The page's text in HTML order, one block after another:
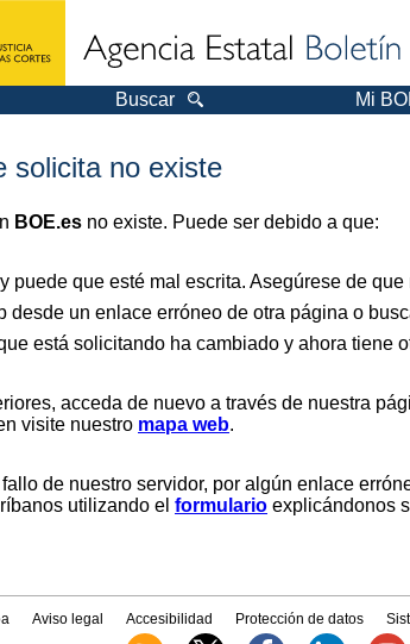
Buscar Mi
solicita no existe
BOE.es no existe. Puede ser debido a que:
puede que esté mal escrita. Asegúrese de
desde un enlace erróneo de otra página o
está solicitando ha cambiado y ahora tiene
acceda de nuevo a través de nuestra
visite nuestro mapa web.
de nuestro servidor, por algún enlace
utilizando el formulario explicándonos
Aviso legal Accesibilidad Protección de datos